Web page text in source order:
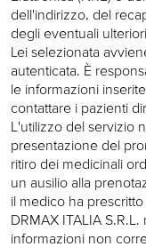
dell'indirizzo, del
degli eventuali
Lei selezionata
autenticata. È
le informazioni
contattare i pazienti
L'utilizzo del servizio
presentazione del
ritiro dei medicinali
un ausilio alla
il medico ha
DRMAX ITALIA
informazioni non